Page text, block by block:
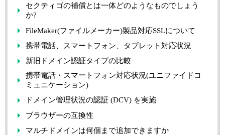
セクティゴの補償とは一体どのようなものでしょう
か?
FileMaker(ファイルメーカー)製品対応SSLについて
携帯電話、スマートフォン、タブレット対応状況
新旧ドメイン認証タイプの比較
携帯電話・スマートフォン対応状況(ユニファイドコ
ミュニケーション)
ドメイン管理状況の認証 (DCV) を実施
ブラウザーの互換性
マルチドメインは何個まで追加できますか